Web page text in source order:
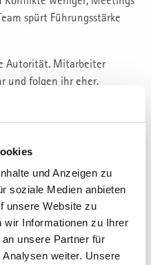
und Anzeigen zu
soziale Medien anbieten
unsere Website zu
wir Informationen zu Ihrer
unsere Partner für
weiter. Unsere
spürt Führungsstärke
Autorität. Mitarbeiter
und folgen ihr eher.
brenzlige Situationen.
Denn unbeholfenes
einem Verlust an Ansehen.
dieses Seminars ist es, die
und
tägigen Seminar zu
tätigen Schlagfertigkeits-
erheblich zu